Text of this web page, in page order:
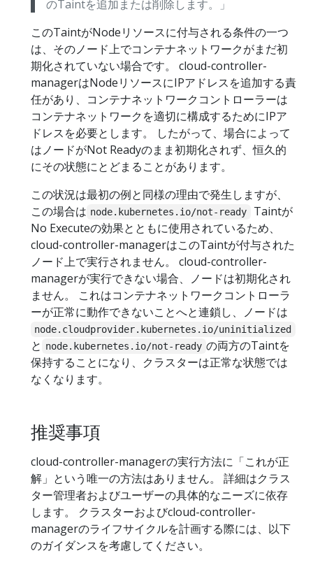
のTaintを追加または削除します。」
このTaintがNodeリソースに付与される条件の一つ
は、そのノード上でコンテナネットワークがまだ初
期化されていない場合です。 cloud-controller-
managerはNodeリソースにIPアドレスを追加する責
任があり、コンテナネットワークコントローラーは
コンテナネットワークを適切に構成するためにIPア
ドレスを必要とします。 したがって、場合によって
はノードがNot Readyのまま初期化されず、恒久的
にその状態にとどまることがあります。
この状況は最初の例と同様の理由で発生しますが、
この場合は node.kubernetes.io/not-ready
Taintが
No Executeの効果とともに使用されているため、
cloud-controller-managerはこのTaintが付与された
ノード上で実行されません。 cloud-controller-
managerが実行できない場合、ノードは初期化され
ません。 これはコンテナネットワークコントローラ
ーが正常に動作できないことへと連鎖し、ノードは
node.cloudprovider.kubernetes.io/uninitialized
と node.kubernetes.io/not-ready の両方のTaintを
保持することになり、クラスターは正常な状態では
なくなります。
推奨事項
cloud-controller-managerの実行方法に「これが正
解」という唯一の方法はありません。 詳細はクラス
ター管理者およびユーザーの具体的なニーズに依存
します。 クラスターおよびcloud-controller-
managerのライフサイクルを計画する際には、以下
のガイダンスを考慮してください。